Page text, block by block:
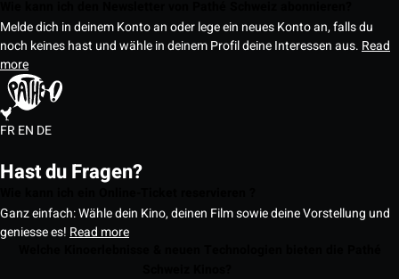
Melde dich in deinem Konto an oder lege ein neues Konto an, falls du
noch keines hast und wähle in deinem Profil deine Interessen aus. Read
more
FREN DE
Hast du Fragen?
Ganz einfach: Wähle dein Kino, deinen Film sowie deine Vorstellung und
geniesse es! Read more